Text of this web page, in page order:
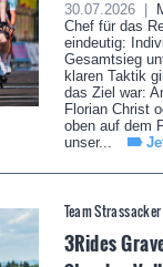
30.07.2026 |
Chef für das
eindeutig:
Gesamtsieg
klaren Taktik
das Ziel war:
Florian Christ
oben auf dem
unser...
Team
3Rides